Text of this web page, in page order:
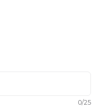
0/25